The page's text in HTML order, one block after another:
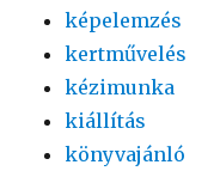
képelemzés
kertművelés
kézimunka
kiállítás
könyvajánló